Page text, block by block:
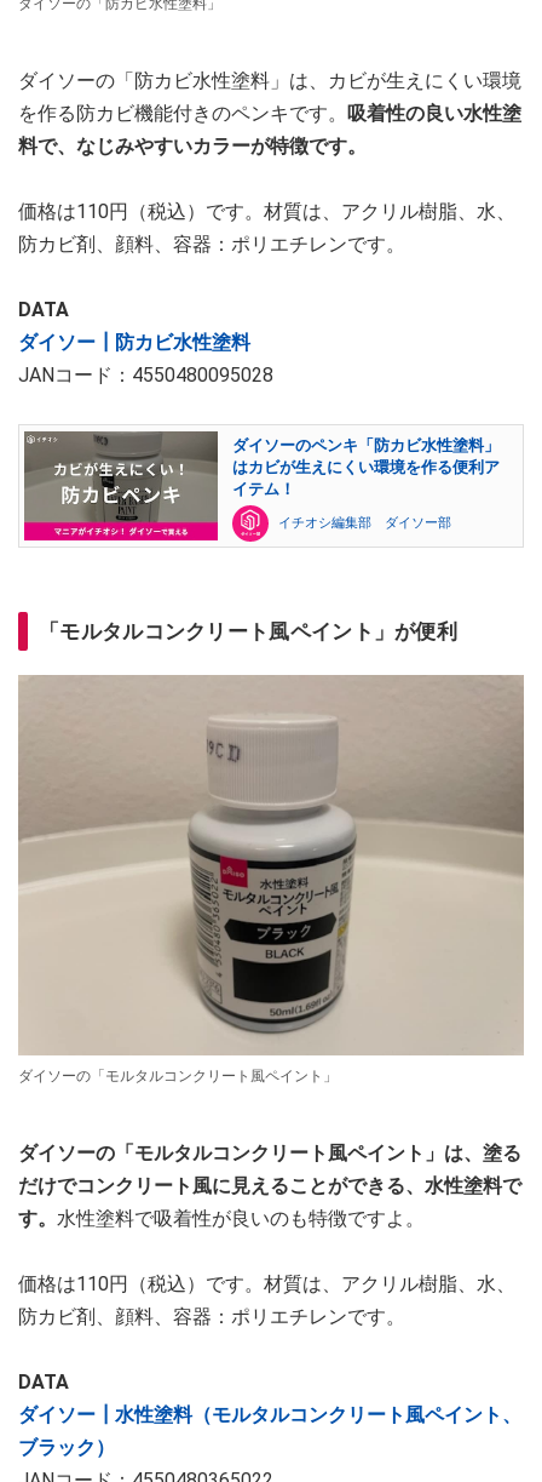
ダイソーの「防カビ水性塗料」
ダイソーの「防カビ水性塗料」は、カビが生えにくい環境
を作る防カビ機能付きのペンキです。 吸着性の良い水性塗
料で、なじみやすいカラーが特徴です。
価格は110円（税込）です。材質は、アクリル樹脂、水、
防カビ剤、顔料、容器：ポリエチレンです。
DATA
ダイソー┃防カビ水性塗料
JANコード：4550480095028
ダイソーのペンキ「防カビ水性塗料」
はカビが生えにくい環境を作る便利ア
イテム！
イチオシ編集部 ダイソー部
「モルタルコンクリート風ペイント」が便利
ダイソーの「モルタルコンクリート風ペイント」
ダイソーの「モルタルコンクリート風ペイント」は、塗る
だけでコンクリート風に見えることができる、水性塗料で
す。 水性塗料で吸着性が良いのも特徴ですよ。
価格は110円（税込）です。材質は、アクリル樹脂、水、
防カビ剤、顔料、容器：ポリエチレンです。
DATA
ダイソー┃水性塗料（モルタルコンクリート風ペイント、
ブラック）